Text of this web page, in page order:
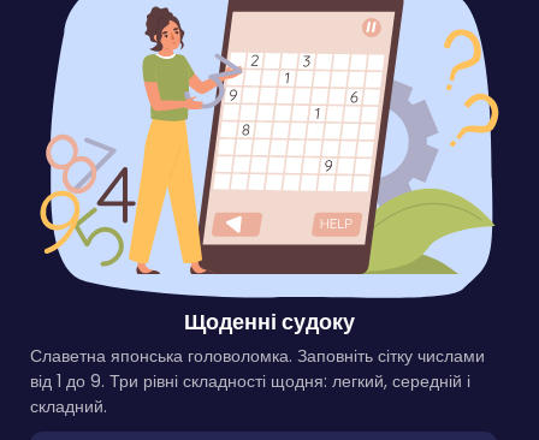
Щоденні судоку
Славетна японська головоломка. Заповніть сітку числами
від 1 до 9. Три рівні складності щодня: легкий, середній і
складний.